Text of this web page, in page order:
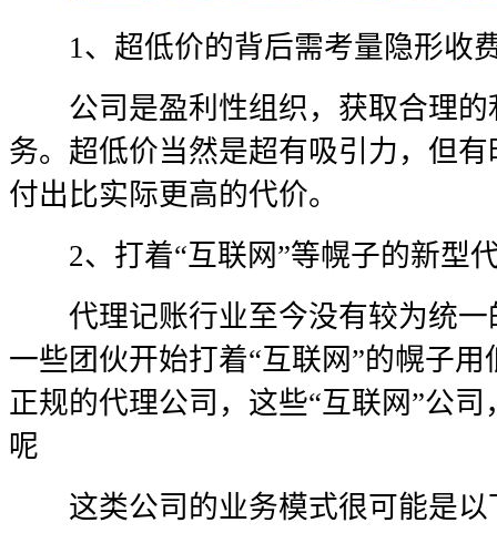
1、超低价的背后需考量隐形收
公司是盈利性组织，获取合理的
务。超低价当然是超有吸引力，但
付出比实际更高的代价。
2、打着“互联网”等幌子的新型
代理记账行业至今没有较为统一
一些团伙开始打着“互联网”的幌子
正规的代理公司，这些“互联网”公
呢
这类公司的业务模式很可能是以